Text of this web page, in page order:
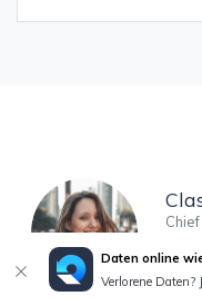
Daten online
Verlorene Daten?